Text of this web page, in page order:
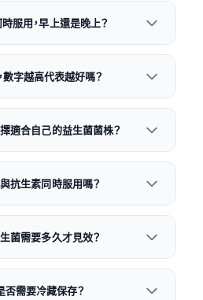
服用，早上還是晚上？
數字越高代表越好嗎？
適合自己的益生菌菌株？
抗生素同時服用嗎？
菌需要多久才見效？
否需要冷藏保存？